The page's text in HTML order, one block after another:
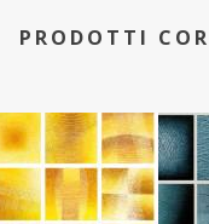
PRODOTTI